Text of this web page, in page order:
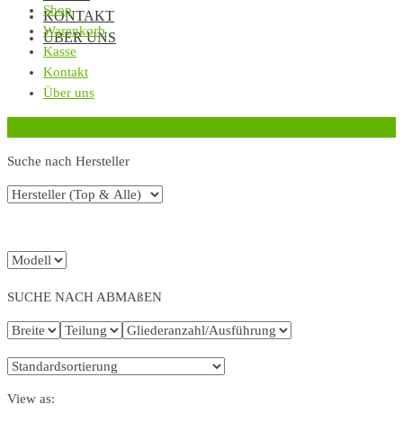
KONTAKT
ÜBER UNS
Shop
Warenkorb
Kasse
Kontakt
Über uns
Suche nach Hersteller
SUCHE NACH ABMAßEN
View as: